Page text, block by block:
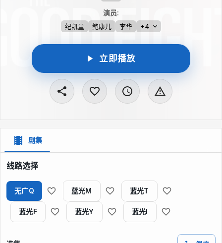
演员:
纪凯童 鲍康儿 李华 +4
立即播放
剧集
线路选择
无广Q 蓝光M 蓝光T
蓝光F 蓝光Y 蓝光I